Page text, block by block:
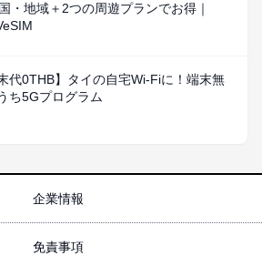
・地域＋2つの周遊プランでお得｜
末代0THB】タイの自宅Wi-Fiに！端末無
ち5Gプログラム
企業情報
免責事項